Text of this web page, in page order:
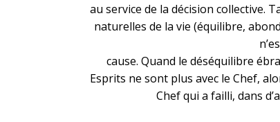
au service de la décision collective.
naturelles de la vie (équilibre,
cause. Quand le déséquilibre
Esprits ne sont plus avec le Chef,
Chef qui a failli, dans